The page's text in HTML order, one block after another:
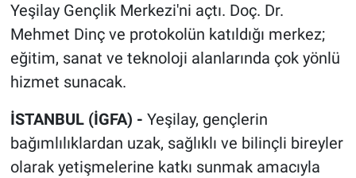
Yeşilay Gençlik Merkezi'ni açtı. Doç. Dr.
Mehmet Dinç ve protokolün katıldığı merkez;
eğitim, sanat ve teknoloji alanlarında çok yönlü
hizmet sunacak.
İSTANBUL (İGFA) - Yeşilay, gençlerin
bağımlılıklardan uzak, sağlıklı ve bilinçli bireyler
olarak yetişmelerine katkı sunmak amacıyla